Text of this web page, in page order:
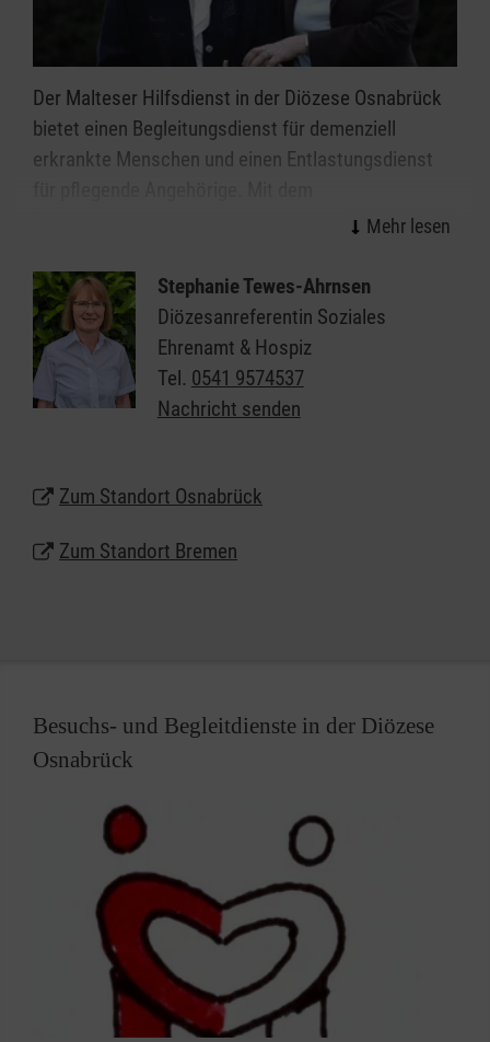
Der Malteser Hilfsdienst in der Diözese Osnabrück
bietet einen Begleitungsdienst für demenziell
erkrankte Menschen und einen Entlastungsdienst
Pflegestärkungsgesetz kamen 2016 Menschen mit
Stephanie Tewes-Ahrnsen
Diözesanreferentin Soziales
Ehrenamt & Hospiz
Tel. 0541 9574537
Nachricht senden
Zum Standort Osnabrück
Zum Standort Bremen
Besuchs- und Begleitdienste in der Diözese
Osnabrück